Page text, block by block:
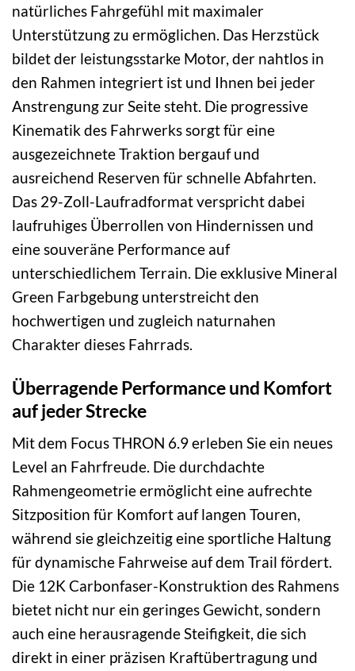
natürliches Fahrgefühl mit maximaler
Unterstützung zu ermöglichen. Das Herzstück
bildet der leistungsstarke Motor, der nahtlos in
den Rahmen integriert ist und Ihnen bei jeder
Anstrengung zur Seite steht. Die progressive
Kinematik des Fahrwerks sorgt für eine
ausgezeichnete Traktion bergauf und
ausreichend Reserven für schnelle Abfahrten.
Das 29-Zoll-Laufradformat verspricht dabei
laufruhiges Überrollen von Hindernissen und
eine souveräne Performance auf
unterschiedlichem Terrain. Die exklusive Mineral
Green Farbgebung unterstreicht den
hochwertigen und zugleich naturnahen
Charakter dieses Fahrrads.
Überragende Performance und Komfort
auf jeder Strecke
Mit dem Focus THRON 6.9 erleben Sie ein neues
Level an Fahrfreude. Die durchdachte
Rahmengeometrie ermöglicht eine aufrechte
Sitzposition für Komfort auf langen Touren,
während sie gleichzeitig eine sportliche Haltung
für dynamische Fahrweise auf dem Trail fördert.
Die 12K Carbonfaser-Konstruktion des Rahmens
bietet nicht nur ein geringes Gewicht, sondern
auch eine herausragende Steifigkeit, die sich
direkt in einer präzisen Kraftübertragung und